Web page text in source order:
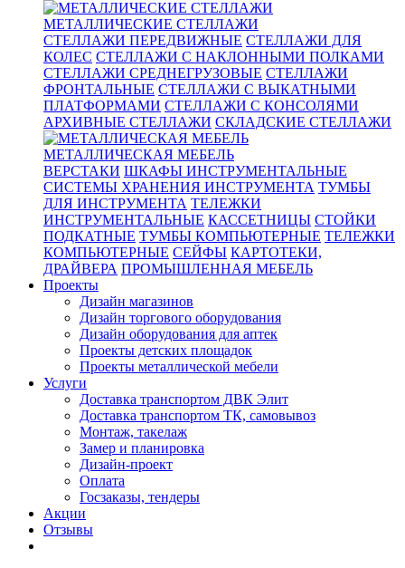
МЕТАЛЛИЧЕСКИЕ СТЕЛЛАЖИ
СТЕЛЛАЖИ ПЕРЕДВИЖНЫЕ СТЕЛЛАЖИ ДЛЯ
КОЛЕС СТЕЛЛАЖИ С НАКЛОННЫМИ ПОЛКАМИ
СТЕЛЛАЖИ СРЕДНЕГРУЗОВЫЕ СТЕЛЛАЖИ
ФРОНТАЛЬНЫЕ СТЕЛЛАЖИ С ВЫКАТНЫМИ
ПЛАТФОРМАМИ СТЕЛЛАЖИ С КОНСОЛЯМИ
АРХИВНЫЕ СТЕЛЛАЖИ СКЛАДСКИЕ СТЕЛЛАЖИ
МЕТАЛЛИЧЕСКАЯ МЕБЕЛЬ
ВЕРСТАКИ ШКАФЫ ИНСТРУМЕНТАЛЬНЫЕ
СИСТЕМЫ ХРАНЕНИЯ ИНСТРУМЕНТА ТУМБЫ
ДЛЯ ИНСТРУМЕНТА ТЕЛЕЖКИ
ИНСТРУМЕНТАЛЬНЫЕ КАССЕТНИЦЫ СТОЙКИ
ПОДКАТНЫЕ ТУМБЫ КОМПЬЮТЕРНЫЕ ТЕЛЕЖКИ
КОМПЬЮТЕРНЫЕ СЕЙФЫ КАРТОТЕКИ,
ДРАЙВЕРА ПРОМЫШЛЕННАЯ МЕБЕЛЬ
Проекты
Дизайн магазинов
Дизайн торгового оборудования
Дизайн оборудования для аптек
Проекты детских площадок
Проекты металлической мебели
Услуги
Доставка транспортом ДВК Элит
Доставка транспортом ТК, самовывоз
Монтаж, такелаж
Замер и планировка
Дизайн-проект
Оплата
Госзаказы, тендеры
Акции
Отзывы